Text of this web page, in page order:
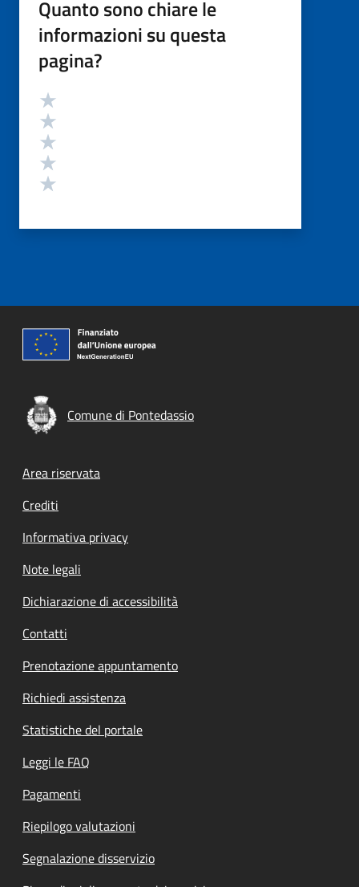
Quanto sono chiare le
informazioni su questa
pagina?
Valutazione
Comune di Pontedassio
Footer menu
Area riservata
Crediti
Informativa privacy
Note legali
Dichiarazione di accessibilità
Contatti
Prenotazione appuntamento
Richiedi assistenza
Statistiche del portale
Leggi le FAQ
Pagamenti
Riepilogo valutazioni
Segnalazione disservizio